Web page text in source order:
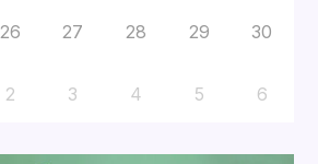
26 27 28 29 30
2 3 4 5 6